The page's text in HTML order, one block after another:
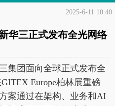
2025-6-11 10:40
华三正式发布全光网络
集团面向全球正式发布全
Europe柏林展重磅
案通过在架构、业务和AI